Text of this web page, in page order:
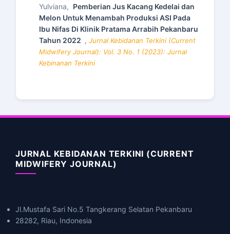
Yulviana, Pemberian Jus Kacang Kedelai dan
Melon Untuk Menambah Produksi ASI Pada
Ibu Nifas Di Klinik Pratama Arrabih Pekanbaru
Tahun 2022 , Jurnal Kebidanan Terkini (Current
Midwifery Journal): Vol. 3 No. 1 (2023): Jurnal
Kebinanan Terkini
JURNAL KEBIDANAN TERKINI (CURRENT
MIDWIFERY JOURNAL)
Jl.Mustafa Sari No.5 Tangkerang Selatan Pekanbaru
28282, Riau, Indonesia